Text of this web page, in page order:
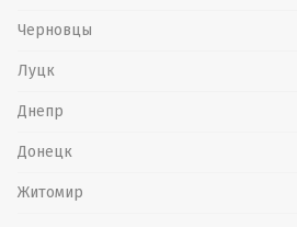
Черновцы
Луцк
Днепр
Донецк
Житомир